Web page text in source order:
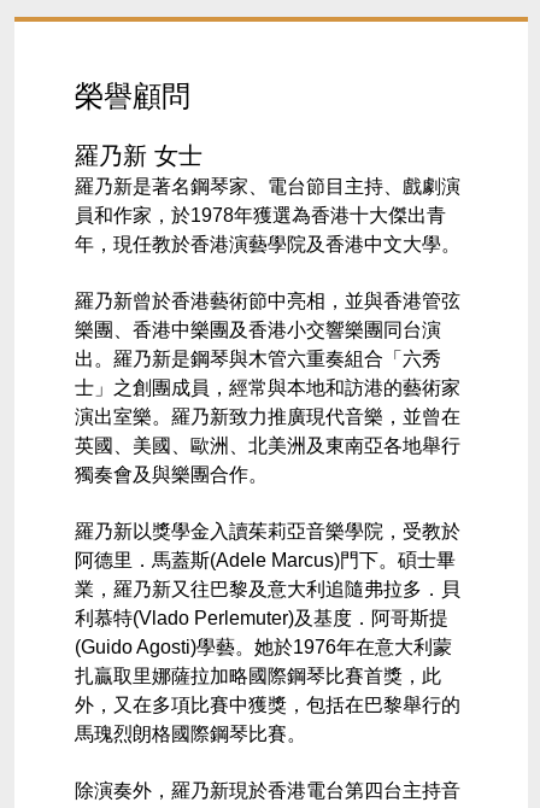
榮譽顧問
羅乃新 女士
羅乃新是著名鋼琴家、電台節目主持、戲劇演
員和作家，於1978年獲選為香港十大傑出青
年，現任教於香港演藝學院及香港中文大學。
羅乃新曾於香港藝術節中亮相，並與香港管弦
樂團、香港中樂團及香港小交響樂團同台演
出。羅乃新是鋼琴與木管六重奏組合「六秀
士」之創團成員，經常與本地和訪港的藝術家
演出室樂。羅乃新致力推廣現代音樂，並曾在
英國、美國、歐洲、北美洲及東南亞各地舉行
獨奏會及與樂團合作。
羅乃新以獎學金入讀茱莉亞音樂學院，受教於
阿德里．馬蓋斯(Adele Marcus)門下。碩士畢
業，羅乃新又往巴黎及意大利追隨弗拉多．貝
利慕特(Vlado Perlemuter)及基度．阿哥斯提
(Guido Agosti)學藝。她於1976年在意大利蒙
扎贏取里娜薩拉加略國際鋼琴比賽首獎，此
外，又在多項比賽中獲獎，包括在巴黎舉行的
馬瑰烈朗格國際鋼琴比賽。
除演奏外，羅乃新現於香港電台第四台主持音